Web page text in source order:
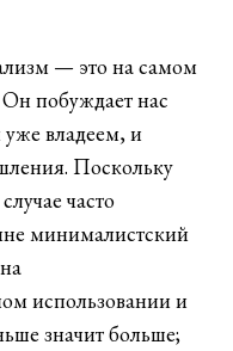
— это на самом
побуждает нас
уже владеем, и
Поскольку
часто
минималистский
использовании и
значит больше;